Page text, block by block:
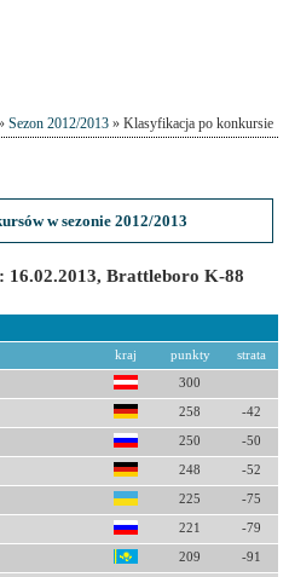
Sezon 2012/2013» Klasyfikacja po konkursie
w sezonie 2012/2013
Brattleboro K-88
kraj punkty strata
300
258 -42
250 -50
248 -52
225 -75
221 -79
209 -91